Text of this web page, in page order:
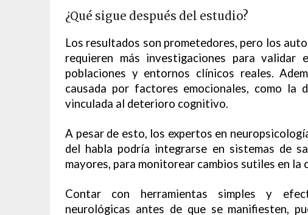
¿Qué sigue después del estudio?
Los resultados son prometedores, pero los
requieren más investigaciones para
poblaciones y entornos clínicos reales.
causada por factores emocionales, como la
vinculada al deterioro cognitivo.
A pesar de esto, los expertos en
del habla podría integrarse en sistemas de
mayores, para monitorear cambios sutiles en la
Contar con herramientas simples y
neurológicas antes de que se manifiesten,